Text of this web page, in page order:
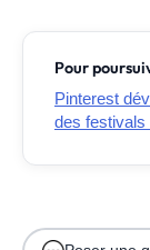
Pour
Pinterest
des festivals